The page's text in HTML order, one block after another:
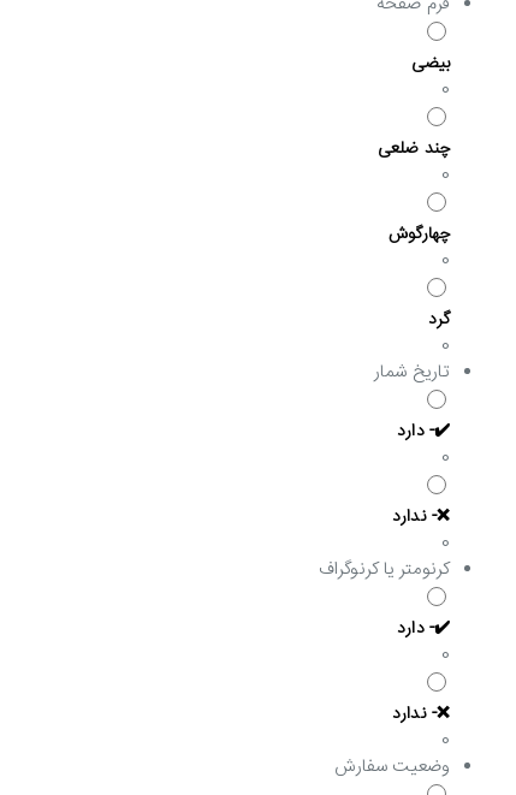
بیضی
0
چند ضلعی
0
چهارگوش
0
گرد
0
تاریخ شمار
✔️- دارد
0
❌- ندارد
0
کرنومتر یا کرنوگراف
✔️- دارد
0
❌- ندارد
0
وضعیت سفارش